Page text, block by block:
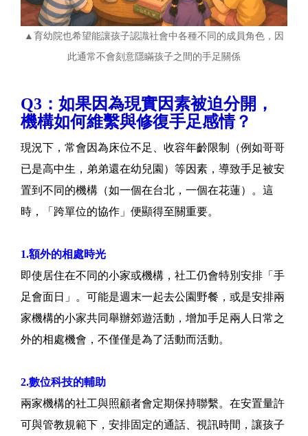
▲育幼院也希望能讓孩子認識社會中各種不同的成員角色，因
此通常不會刻意隱瞞孩子之間的手足關係
Q3：如果因為現實因素被迫分開，
機構如何維繫與修復手足感情？
現況下，常會因為床位不足、收容年齡限制（例如哥哥
已是高中生，弟弟還在幼兒園）等因素，導致手足被安
置到不同的機構（如一個在台北，一個在花蓮）。這
時，「跨單位的協作」便顯得至關重要。
1.額外的相處時光
即使居住在不同的小家或機構，社工仍會特別安排「手
足會面日」。可能是週末一起去公園野餐，或是安排兩
家機構的小家共同舉辦郊遊活動，增加手足兩人日常之
外的相處機會，不僅僅是為了活動而活動。
2.數位科技的輔助
兩家機構的社工與照顧者會定期保持聯繫。在安置量許
可與管教規範下，安排固定的通話、視訊時間，讓孩子